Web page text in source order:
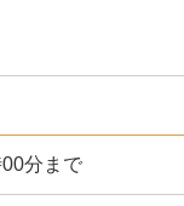
分まで